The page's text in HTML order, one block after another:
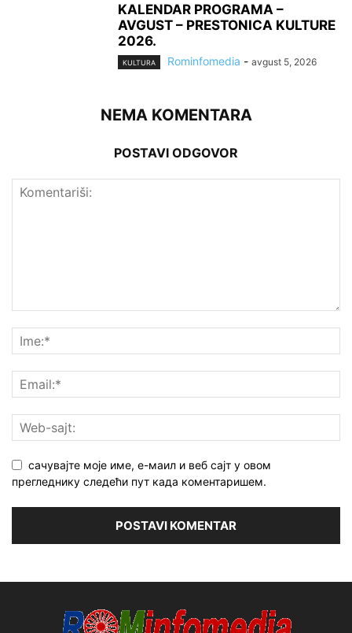
KALENDAR PROGRAMA –
AVGUST – PRESTONICA KULTURE
2026.
KULTURA Rominfomedia - avgust 5, 2026
NEMA KOMENTARA
POSTAVI ODGOVOR
сачувајте моје име, е-маил и веб сајт у овом
прегледнику следећи пут када коментаришем.